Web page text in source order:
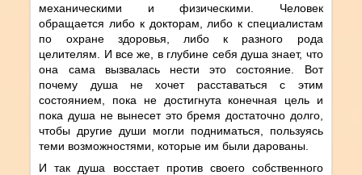
механическими и физическими. Человек
обращается либо к докторам, либо к специалистам
по охране здоровья, либо к разного рода
целителям. И все же, в глубине себя душа знает, что
она сама вызвалась нести это состояние. Вот
почему душа не хочет расставаться с этим
состоянием, пока не достигнута конечная цель и
пока душа не вынесет это бремя достаточно долго,
чтобы другие души могли подниматься, пользуясь
теми возможностями, которые им были дарованы.
И так душа восстает против своего собственного